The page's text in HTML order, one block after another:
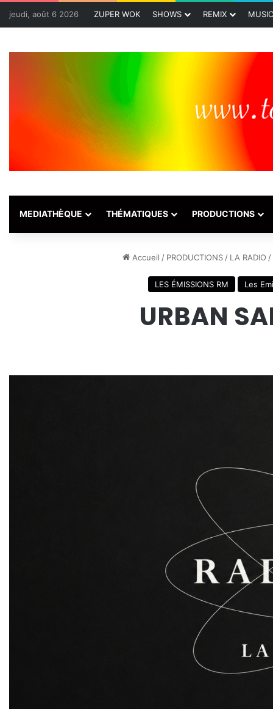
jeudi, août 6 2026 ZUPER WOK SHOWS REMIX MUSIC
MEDIATHÈQUE THÉMATIQUES PRODUCTIONS
Accueil / PRODUCTIONS / LA RADIO /
LES ÉMISSIONS RM Les
URBAN